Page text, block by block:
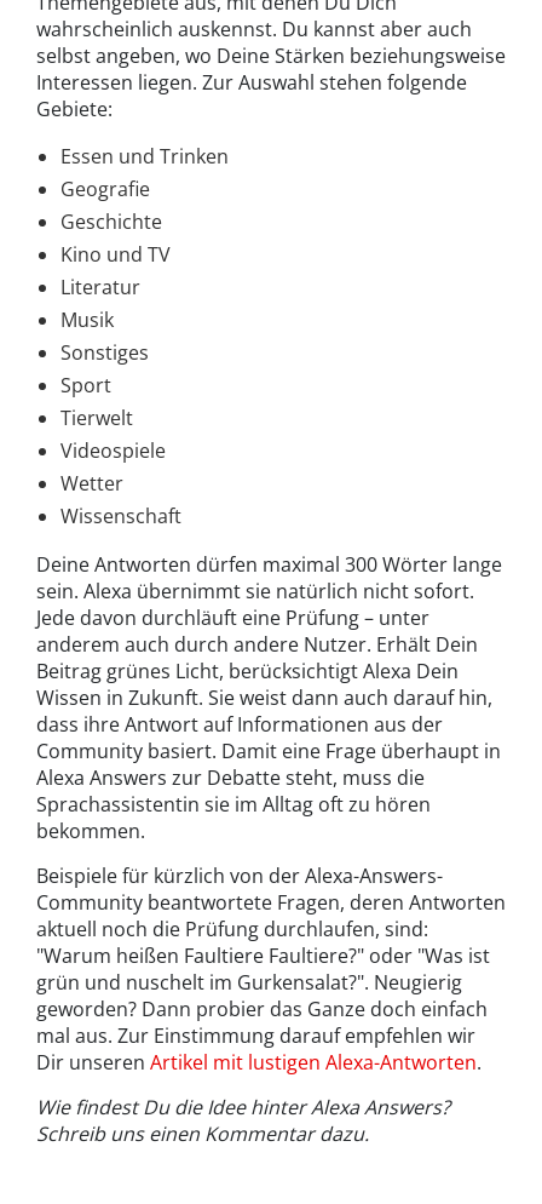
wahrscheinlich auskennst. Du kannst aber auch
selbst angeben, wo Deine Stärken beziehungsweise
Interessen liegen. Zur Auswahl stehen folgende
Gebiete:
Essen und Trinken
Geografie
Geschichte
Kino und TV
Literatur
Musik
Sonstiges
Sport
Tierwelt
Videospiele
Wetter
Wissenschaft
Deine Antworten dürfen maximal 300 Wörter lange
sein. Alexa übernimmt sie natürlich nicht sofort.
Jede davon durchläuft eine Prüfung – unter
anderem auch durch andere Nutzer. Erhält Dein
Beitrag grünes Licht, berücksichtigt Alexa Dein
Wissen in Zukunft. Sie weist dann auch darauf hin,
dass ihre Antwort auf Informationen aus der
Community basiert. Damit eine Frage überhaupt in
Alexa Answers zur Debatte steht, muss die
Sprachassistentin sie im Alltag oft zu hören
bekommen.
Beispiele für kürzlich von der Alexa-Answers-
Community beantwortete Fragen, deren Antworten
aktuell noch die Prüfung durchlaufen, sind:
"Warum heißen Faultiere Faultiere?" oder "Was ist
grün und nuschelt im Gurkensalat?". Neugierig
geworden? Dann probier das Ganze doch einfach
mal aus. Zur Einstimmung darauf empfehlen wir
Dir unseren Artikel mit lustigen Alexa-Antworten.
Wie findest Du die Idee hinter Alexa Answers?
Schreib uns einen Kommentar dazu.